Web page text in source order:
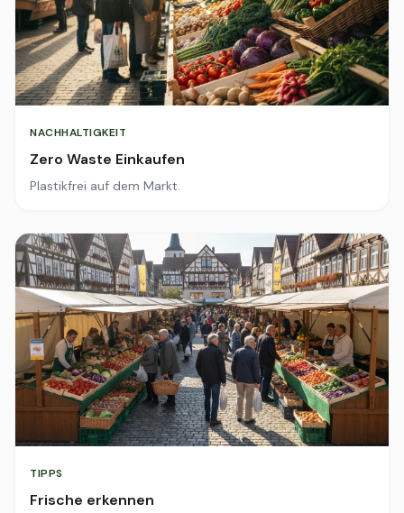
NACHHALTIGKEIT
Zero Waste Einkaufen
Plastikfrei auf dem Markt.
TIPPS
Frische erkennen